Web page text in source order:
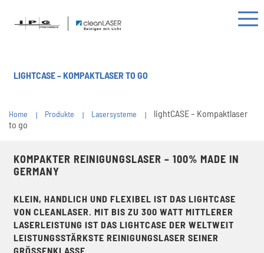
LIGHTCASE – KOMPAKTLASER TO GO
Home Produkte Lasersysteme
lightCASE – Kompaktlaser
to go
KOMPAKTER REINIGUNGSLASER – 100% MADE IN
GERMANY
KLEIN, HANDLICH UND FLEXIBEL IST DAS LIGHTCASE
VON CLEANLASER. MIT BIS ZU 300 WATT MITTLERER
LASERLEISTUNG IST DAS LIGHTCASE DER WELTWEIT
LEISTUNGSSTÄRKSTE REINIGUNGSLASER SEINER
GRÖSSENKLASSE.